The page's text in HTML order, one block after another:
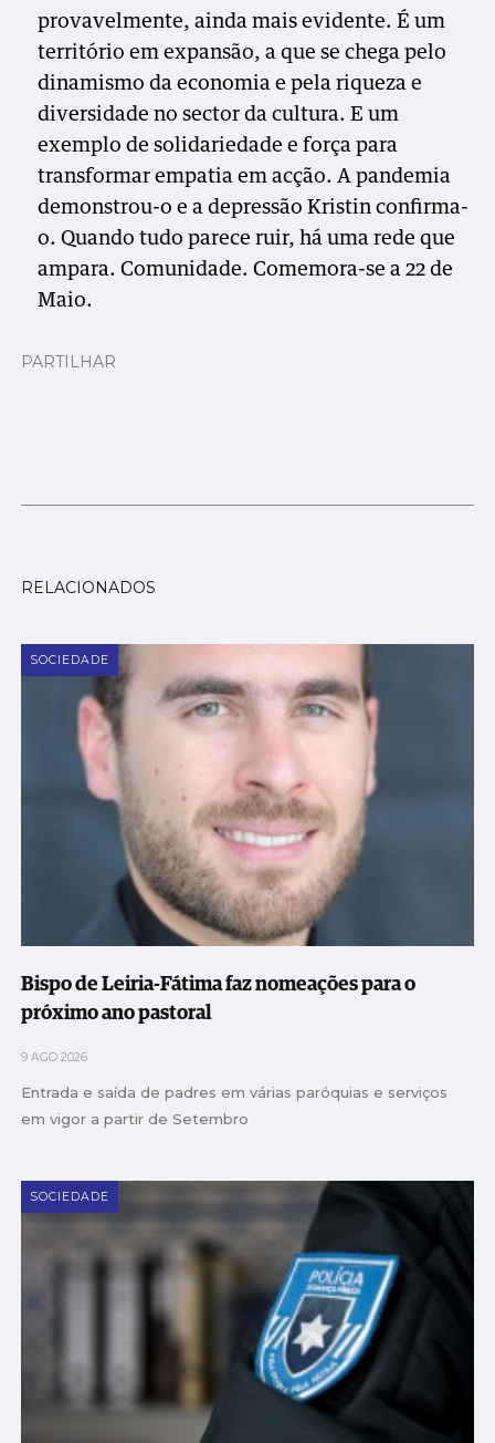
provavelmente, ainda mais evidente. É um
território em expansão, a que se chega pelo
dinamismo da economia e pela riqueza e
diversidade no sector da cultura. E um
exemplo de solidariedade e força para
transformar empatia em acção. A pandemia
demonstrou-o e a depressão Kristin confirma-
o. Quando tudo parece ruir, há uma rede que
ampara. Comunidade. Comemora-se a 22 de
Maio.
PARTILHAR
RELACIONADOS
SOCIEDADE
Bispo de Leiria-Fátima faz nomeações para o
próximo ano pastoral
9 AGO 2026
Entrada e saída de padres em várias paróquias e serviços
em vigor a partir de Setembro
SOCIEDADE